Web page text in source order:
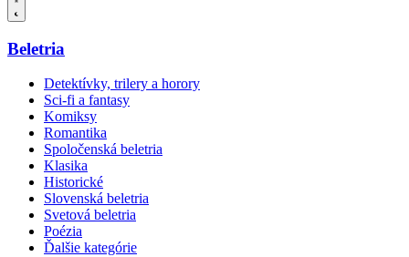
Beletria
Detektívky, trilery a horory
Sci-fi a fantasy
Komiksy
Romantika
Spoločenská beletria
Klasika
Historické
Slovenská beletria
Svetová beletria
Poézia
Ďalšie kategórie